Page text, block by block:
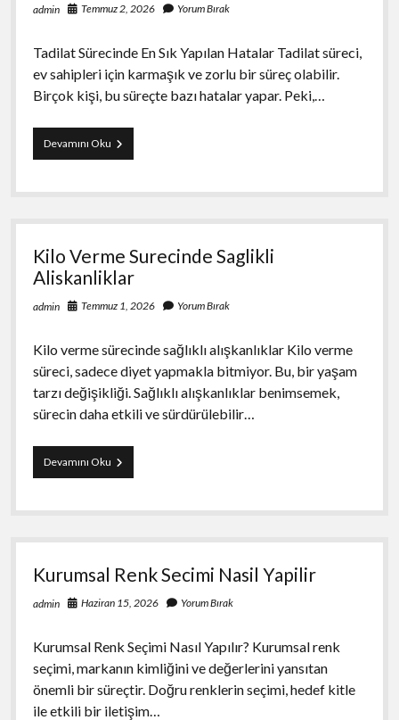
admin Temmuz 2, 2026 Yorum Bırak
Tadilat Sürecinde En Sık Yapılan Hatalar Tadilat süreci,
ev sahipleri için karmaşık ve zorlu bir süreç olabilir.
Birçok kişi, bu süreçte bazı hatalar yapar. Peki,…
Devamını OkuTadilat
Surecinde
Sik
Hatalar
Kilo Verme Surecinde Saglikli
Aliskanliklar
admin Temmuz 1, 2026 Yorum Bırak
Kilo verme sürecinde sağlıklı alışkanlıklar Kilo verme
süreci, sadece diyet yapmakla bitmiyor. Bu, bir yaşam
tarzı değişikliği. Sağlıklı alışkanlıklar benimsemek,
sürecin daha etkili ve sürdürülebilir…
Devamını OkuKilo
Verme
Saglikli
Kurumsal Renk Secimi Nasil Yapilir
admin Haziran 15, 2026 Yorum Bırak
Kurumsal Renk Seçimi Nasıl Yapılır? Kurumsal renk
seçimi, markanın kimliğini ve değerlerini yansıtan
önemli bir süreçtir. Doğru renklerin seçimi, hedef kitle
ile etkili bir iletişim…